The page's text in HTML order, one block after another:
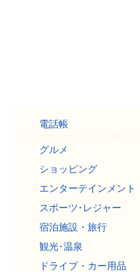
電話帳
グルメ
ショッピング
エンターテインメント
スポーツ･レジャー
宿泊施設・旅行
観光･温泉
ドライブ・カー用品